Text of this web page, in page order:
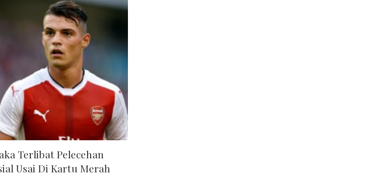
Terlibat Pelecehan
Usai Di Kartu Merah